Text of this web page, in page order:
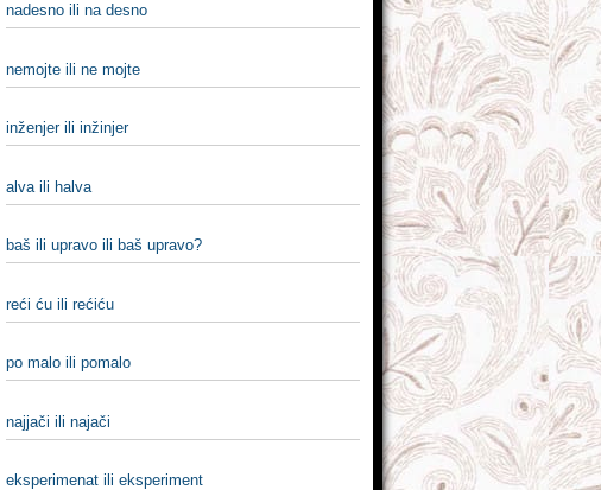
nadesno ili na desno
nemojte ili ne mojte
inženjer ili inžinjer
alva ili halva
baš ili upravo ili baš upravo?
reći ću ili rećiću
po malo ili pomalo
najjači ili najači
eksperimenat ili eksperiment